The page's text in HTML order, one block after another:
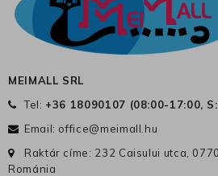
MEIMALL SRL
Tel: +36 18090107 (08:00-17:00,
Email: office@meimall.hu
Raktár címe: 232 Caisului utca,
Románia